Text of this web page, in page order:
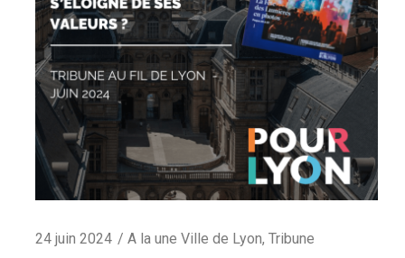
24 juin 2024 A la une Ville de Lyon, Tribune